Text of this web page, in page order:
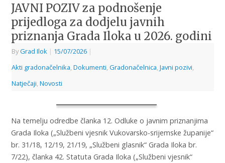
JAVNI POZIV za podnošenje
prijedloga za dodjelu javnih
priznanja Grada Iloka u 2026. godini
ByGrad Ilok | 15/07/2026 |
Akti gradonačelnika, Dokumenti, Gradonačelnica, Javni pozivi,
Natječaji, Novosti
Na temelju odredbe članka 12. Odluke o javnim priznanjima
Grada Iloka („Službeni vjesnik Vukovarsko-srijemske županije“
br. 31/18, 12/19, 21/19, „Službeni glasnik“ Grada Iloka br.
7/22), članka 42. Statuta Grada Iloka („Službeni vjesnik“